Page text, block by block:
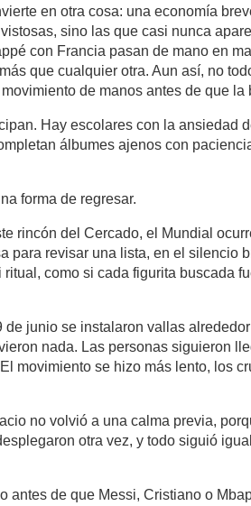
en otra cosa: una economía
sino las que casi nunca
con Francia pasan de mano en
que cualquier otra. Aun así, no
de manos antes de que la
Hay escolares con la ansiedad
álbumes ajenos con
forma de regresar.
rincón del Cercado, el Mundial
para revisar una lista, en el silencio
como si cada figurita buscada
junio se instalaron vallas
nada. Las personas siguieron
movimiento se hizo más lento, los
no volvió a una calma previa,
otra vez, y todo siguió
antes de que Messi, Cristiano o